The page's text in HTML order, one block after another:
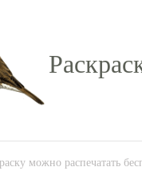
можно распечатать